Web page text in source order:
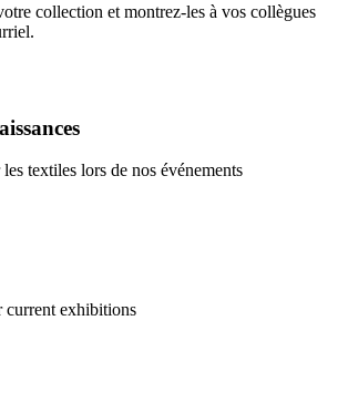
collection et montrez-les à vos collègues
textiles lors de nos événements
current exhibitions